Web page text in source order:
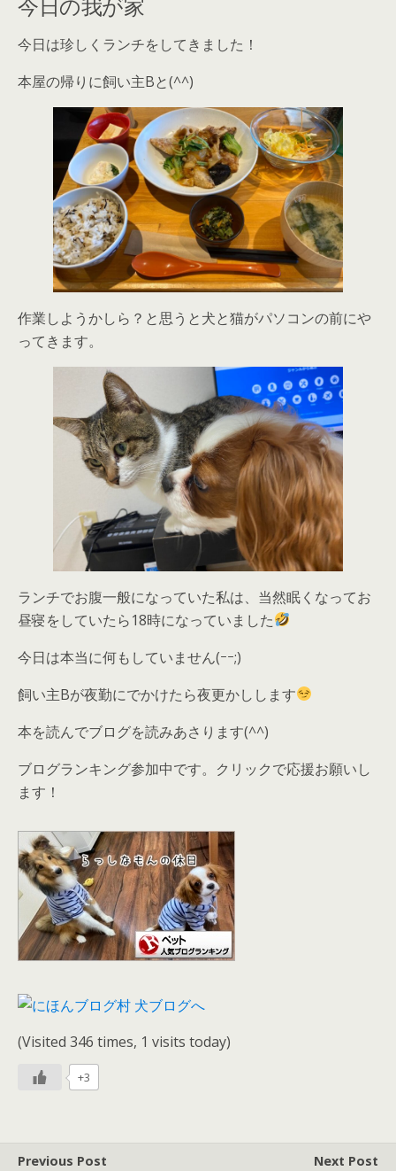
今日は珍しくランチをしてきました！
本屋の帰りに飼い主Bと(^^)
作業しようかしら？と思うと犬と猫がパソコンの前にや
ってきます。
ランチでお腹一般になっていた私は、当然眠くなってお
昼寝をしていたら18時になっていました
今日は本当に何もしていません(ｰｰ;)
飼い主Bが夜勤にでかけたら夜更かしします
本を読んでブログを読みあさります(^^)
ブログランキング参加中です。クリックで応援お願いし
ます！
(Visited 346 times, 1 visits today)
+3
Previous Post Next Post